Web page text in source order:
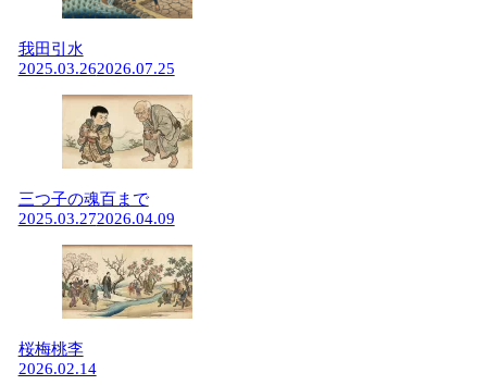
我田引水
2025.03.262026.07.25
三つ子の魂百まで
2025.03.272026.04.09
桜梅桃李
2026.02.14